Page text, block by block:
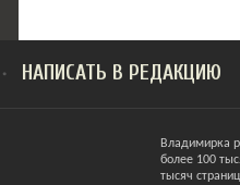
НАПИСАТЬ В РЕДАКЦИЮ
Владимирка
более 100
тысяч